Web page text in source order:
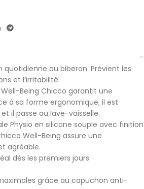
quotidienne au biberon. Prévient les
et l’irritabilité.
Being Chicco garantit une
à sa forme ergonomique, il est
il passe au lave-vaisselle.
Physio en silicone souple avec finition
Well-Being assure une
agréable.
dès les premiers jours
grâce au capuchon anti-